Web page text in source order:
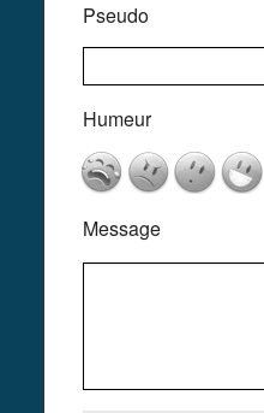
Pseudo
Humeur
Message